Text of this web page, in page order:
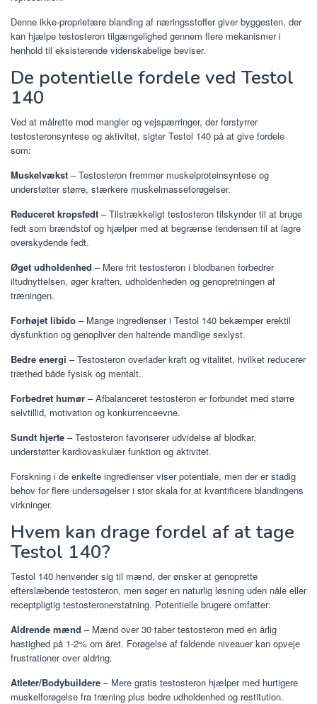
Denne ikke-proprietære blanding af næringsstoffer giver byggesten, der
kan hjælpe testosteron tilgængelighed gennem flere mekanismer i
henhold til eksisterende videnskabelige beviser.
De potentielle fordele ved Testol
140
Ved at målrette mod mangler og vejspærringer, der forstyrrer
testosteronsyntese og aktivitet, sigter Testol 140 på at give fordele
som:
Muskelvækst – Testosteron fremmer muskelproteinsyntese og
understøtter større, stærkere muskelmasseforøgelser.
Reduceret kropsfedt – Tilstrækkeligt testosteron tilskynder til at bruge
fedt som brændstof og hjælper med at begrænse tendensen til at lagre
overskydende fedt.
Øget udholdenhed – Mere frit testosteron i blodbanen forbedrer
iltudnyttelsen, øger kraften, udholdenheden og genopretningen af ​​
træningen.
Forhøjet libido – Mange ingredienser i Testol 140 bekæmper erektil
dysfunktion og genopliver den haltende mandlige sexlyst.
Bedre energi – Testosteron overlader kraft og vitalitet, hvilket reducerer
træthed både fysisk og mentalt.
Forbedret humør – Afbalanceret testosteron er forbundet med større
selvtillid, motivation og konkurrenceevne.
Sundt hjerte – Testosteron favoriserer udvidelse af blodkar,
understøtter kardiovaskulær funktion og aktivitet.
Forskning i de enkelte ingredienser viser potentiale, men der er stadig
behov for flere undersøgelser i stor skala for at kvantificere blandingens
virkninger.
Hvem kan drage fordel af at tage
Testol 140?
Testol 140 henvender sig til mænd, der ønsker at genoprette
efterslæbende testosteron, men søger en naturlig løsning uden nåle eller
receptpligtig testosteronerstatning. Potentielle brugere omfatter:
Aldrende mænd – Mænd over 30 taber testosteron med en årlig
hastighed på 1-2% om året. Forøgelse af faldende niveauer kan opveje
frustrationer over aldring.
Atleter/Bodybuildere – Mere gratis testosteron hjælper med hurtigere
muskelforøgelse fra træning plus bedre udholdenhed og restitution.